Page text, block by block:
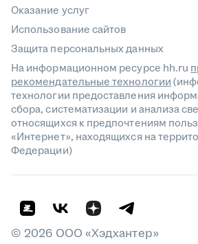
Оказание услуг
Использование сайтов
Защита персональных данных
На информационном ресурсе hh.ru
рекомендательные технологии
технологии предоставления
сбора, систематизации и анализа
относящихся к предпочтениям
«Интернет», находящихся на
Федерации)
© 2026 ООО «Хэдхантер»